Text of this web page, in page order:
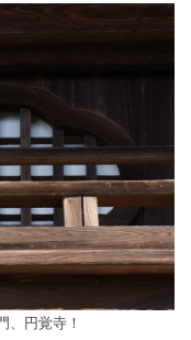
、円覚寺！